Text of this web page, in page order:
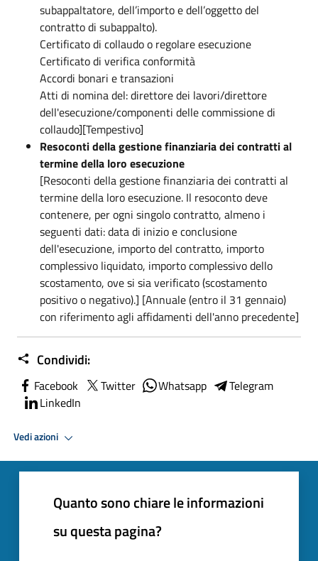
subappaltatore, dell’importo e dell’oggetto del
contratto di subappalto).
Certificato di collaudo o regolare esecuzione
Certificato di verifica conformità
Accordi bonari e transazioni
Atti di nomina del: direttore dei lavori/direttore
dell'esecuzione/componenti delle commissione di
collaudo][Tempestivo]
Resoconti della gestione finanziaria dei contratti al
termine della loro esecuzione
[Resoconti della gestione finanziaria dei contratti al
termine della loro esecuzione. Il resoconto deve
contenere, per ogni singolo contratto, almeno i
seguenti dati: data di inizio e conclusione
dell'esecuzione, importo del contratto, importo
complessivo liquidato, importo complessivo dello
scostamento, ove si sia verificato (scostamento
positivo o negativo).] [Annuale (entro il 31 gennaio)
con riferimento agli affidamenti dell'anno precedente]
Condividi:
Facebook Twitter Whatsapp
Telegram
LinkedIn
Vedi azioni
Quanto sono chiare le informazioni
su questa pagina?